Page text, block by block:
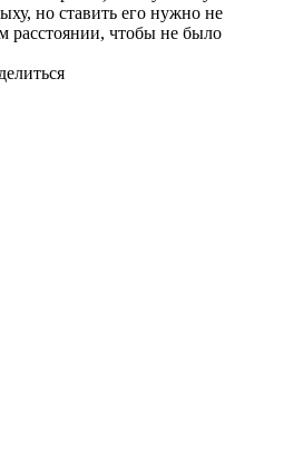
но ставить его нужно не
расстоянии, чтобы не было